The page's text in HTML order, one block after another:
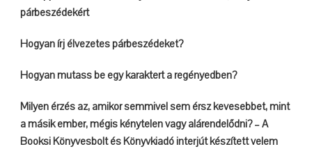
párbeszédekért
Hogyan írj élvezetes párbeszédeket?
Hogyan mutass be egy karaktert a regényedben?
Milyen érzés az, amikor semmivel sem érsz kevesebbet, mint
a másik ember, mégis kénytelen vagy alárendelődni? – A
Booksi Könyvesbolt és Könyvkiadó interjút készített velem